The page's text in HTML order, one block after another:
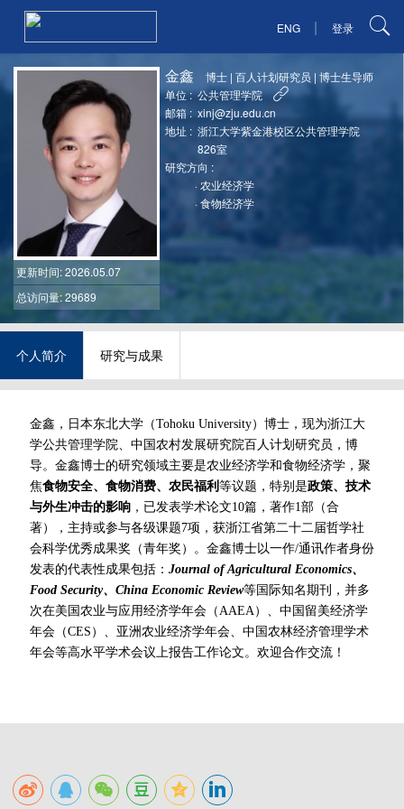
ENG | 登录
更新时间: 2026.05.07
总访问量: 29689
金鑫 博士 |百人计划研究员 |博士生导师
单位 : 公共管理学院
邮箱 : xinj@zju.edu.cn
地址 : 浙江大学紫金港校区公共管理学院
826室
研究方向 :
· 农业经济学
·食物经济学
个人简介 研究与成果
金鑫，日本东北大学（Tohoku University）博士，现为浙江大
学公共管理学院、中国农村发展研究院百人计划研究员，博
导。金鑫博士的研究领域主要是农业经济学和食物经济学，聚
焦食物安全、食物消费、农民福利 等议题，特别是政策、技术
与外生冲击的影响，已发表学术论文10篇，著作1部（合
著），主持或参与各级课题7项，获浙江省第二十二届哲学社
会科学优秀成果奖（青年奖）。金鑫博士以一作/通讯作者身份
发表的代表性成果包括： Journal of Agricultural Economics、
Food Security、China Economic Review等国际知名期刊，并多
次在美国农业与应用经济学年会（ AAEA）
、中国留美经济学
年会（CES）、 亚洲农业经济学年会、中国农林经济管理学术
年会等高水平学术会议上报告工作论文。欢迎合作交流！